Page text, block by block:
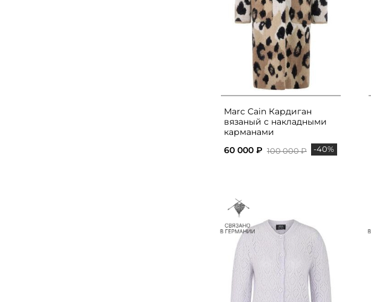
Marc Cain Кардиган
вязаный с накладными
карманами
60 000 ₽ 100 000 ₽ -40%